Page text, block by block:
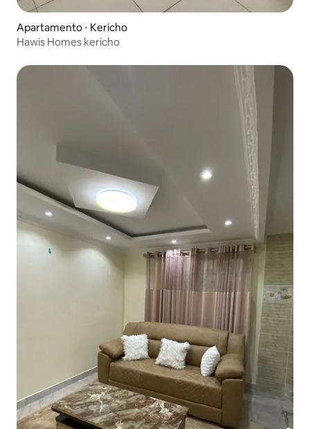
Apartamento ⋅ Kericho
Hawis Homes kericho